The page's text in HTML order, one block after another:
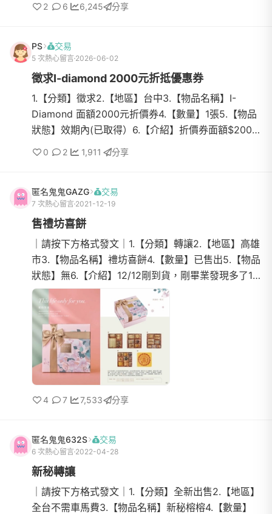
2 6 6,245 分享
PS 交易
5 次熱心留言 2026-06-02
徵求I-diamond 2000元折抵優惠券
1.【分類】徵求2.【地區】台中3.【物品名稱】I-
Diamond 面額2000元折價券4.【數量】1張5.【物品
狀態】效期內(已取得）6.【介紹】折價券面額$2000
乙張7.【價格】交換折價卷或1000元售出8.【交易方
0 2 1,911 分享
匿名鬼鬼GAZG 交易
7 次熱心留言 2021-12-19
售禮坊喜餅
｜請按下方格式發文｜1.【分類】轉讓2.【地區】高雄
市3.【物品名稱】禮坊喜餅4.【數量】已售出5.【物品
狀態】無6.【介紹】12/12剛到貨，剛畢業發現多了16
盒左右，超好吃的👍沒有拜拜過，還完整的在箱子內
7.【價格】降...
4 7 7,533 分享
匿名鬼鬼632S 交易
6 次熱心留言 2022-04-28
新秘轉讓
｜請按下方格式發文｜1.【分類】全新出售2.【地區】
全台不需車馬費3.【物品名稱】新秘榕榕4.【數量】